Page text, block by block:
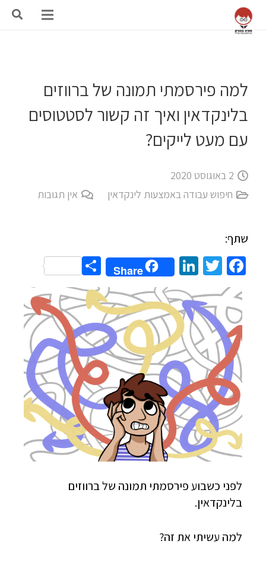
למה פירסמתי תמונה של ברווזים
בלינקדאין ואיך זה קשור לסטטוסים
עם מעט לייקים?
2 באוגוסט 2020
חיפוש עבודה באמצעות לינקדאין
אין תגובות
שתף:
Facebook
Twitter
LinkedIn
Share
Share
לפני כשבוע פירסמתי תמונה של ברווזים
בלינקדאין.
למה עשיתי את זה?